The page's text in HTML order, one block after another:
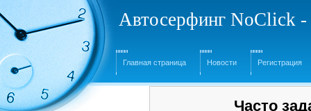
Автосерфинг NoClick -
Главная страница Новости Регистрация
Часто